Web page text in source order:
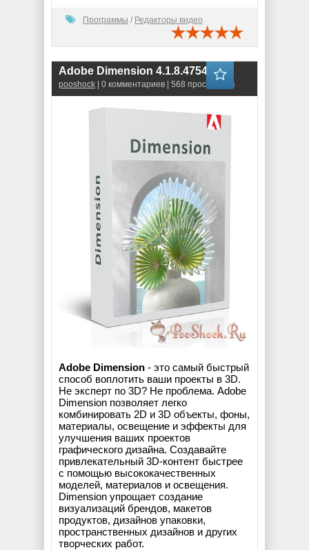
Программы / Редакторы видео
Adobe Dimension 4.1.8.4754
pooshock | 0 комментариев | 568 просмотров
Adobe Dimension - это самый быстрый
способ воплотить ваши проекты в 3D.
Не эксперт по 3D? Не проблема. Adobe
Dimension позволяет легко
комбинировать 2D и 3D объекты, фоны,
материалы, освещение и эффекты для
улучшения ваших проектов
графического дизайна. Создавайте
привлекательный 3D-контент быстрее
с помощью высококачественных
моделей, материалов и освещения.
Dimension упрощает создание
визуализаций брендов, макетов
продуктов, дизайнов упаковки,
пространственных дизайнов и других
творческих работ.